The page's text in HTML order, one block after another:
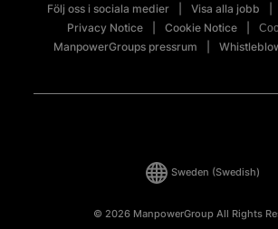
Följ oss i sociala medier Visa alla jobb
Privacy Notice
Cookie Notice
ManpowerGroups pressrum
© 2026 ManpowerGroup All Rights
Sweden (Swedish)